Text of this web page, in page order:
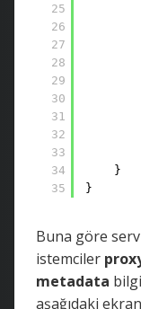
25
26
27
28
29
30
31
32
33
34
35
}
}
Buna göre
istemciler
metadata
aşağıdaki